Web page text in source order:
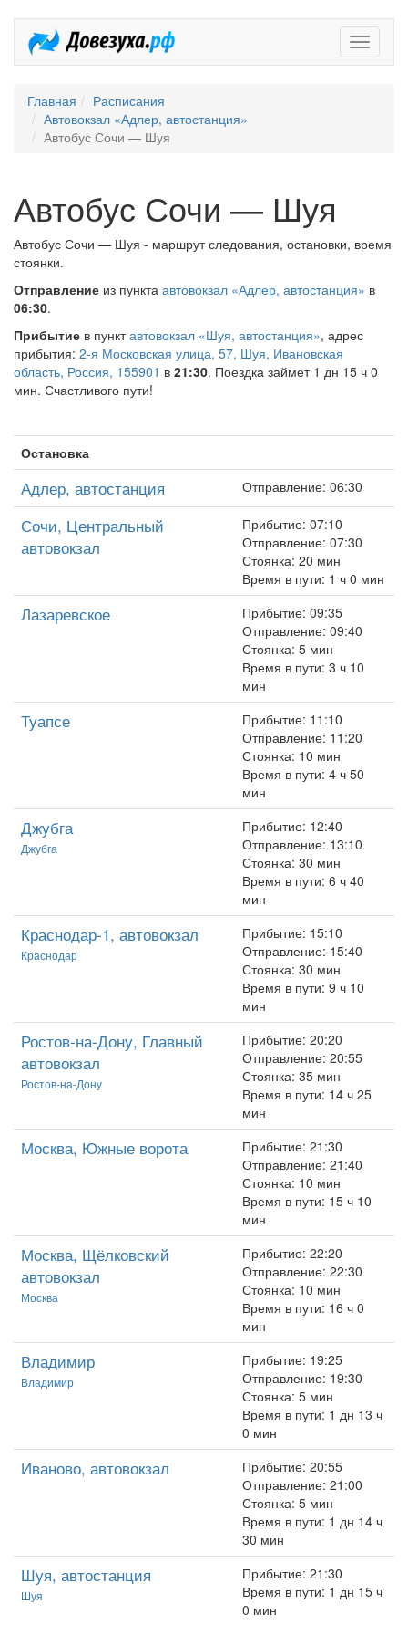
Главная
Расписания
Автовокзал «Адлер, автостанция»
Автобус Сочи — Шуя
Автобус Сочи — Шуя
Автобус Сочи — Шуя - маршрут следования, остановки, время
стоянки.
Отправление из пункта автовокзал «Адлер, автостанция» в
06:30.
Прибытие в пунктавтовокзал «Шуя, автостанция», адрес
прибытия: 2-я Московская улица, 57, Шуя, Ивановская
область, Россия, 155901 в 21:30. Поездка займет 1 дн 15 ч 0
мин. Счастливого пути!
Остановка
Адлер, автостанция Отправление: 06:30
Сочи, Центральный
автовокзал
Прибытие: 07:10
Отправление: 07:30
Стоянка: 20 мин
Время в пути: 1 ч 0 мин
Лазаревское
Прибытие: 09:35
Отправление: 09:40
Стоянка: 5 мин
Время в пути: 3 ч 10
мин
Туапсе
Прибытие: 11:10
Отправление: 11:20
Стоянка: 10 мин
Время в пути: 4 ч 50
мин
Джубга
Джубга
Прибытие: 12:40
Отправление: 13:10
Стоянка: 30 мин
Время в пути: 6 ч 40
мин
Краснодар-1, автовокзал
Краснодар
Прибытие: 15:10
Отправление: 15:40
Стоянка: 30 мин
Время в пути: 9 ч 10
мин
Ростов-на-Дону, Главный
автовокзал
Ростов-на-Дону
Прибытие: 20:20
Отправление: 20:55
Стоянка: 35 мин
Время в пути: 14 ч 25
мин
Москва, Южные ворота
Прибытие: 21:30
Отправление: 21:40
Стоянка: 10 мин
Время в пути: 15 ч 10
мин
Москва, Щёлковский
автовокзал
Москва
Прибытие: 22:20
Отправление: 22:30
Стоянка: 10 мин
Время в пути: 16 ч 0
мин
Владимир
Владимир
Прибытие: 19:25
Отправление: 19:30
Стоянка: 5 мин
Время в пути: 1 дн 13 ч
0 мин
Иваново, автовокзал
Прибытие: 20:55
Отправление: 21:00
Стоянка: 5 мин
Время в пути: 1 дн 14 ч
30 мин
Шуя, автостанция
Шуя
Прибытие: 21:30
Время в пути: 1 дн 15 ч
0 мин